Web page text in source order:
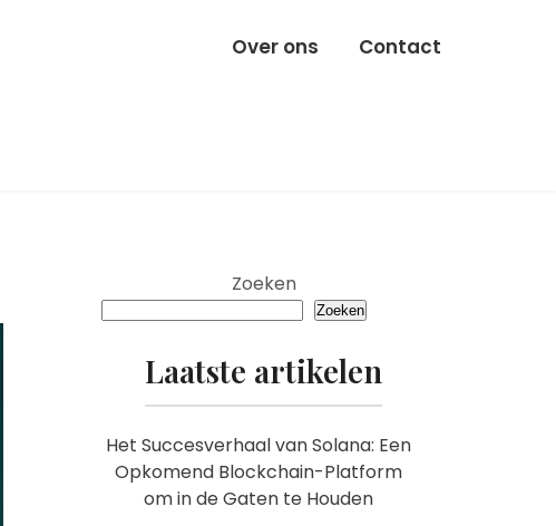
Over ons Contact
Zoeken
Zoeken
Laatste artikelen
Het Succesverhaal van Solana: Een
Opkomend Blockchain-Platform
om in de Gaten te Houden